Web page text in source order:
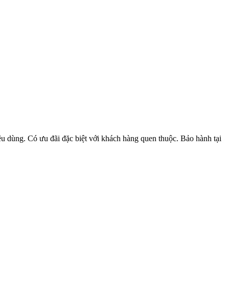
dùng. Có ưu đãi đặc biệt với khách hàng quen thuộc. Bảo hành tại